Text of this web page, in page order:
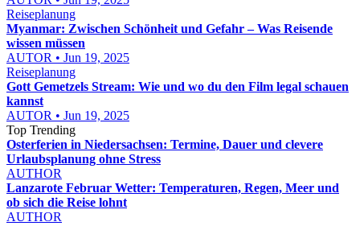
Reiseplanung
Myanmar: Zwischen Schönheit und Gefahr – Was Reisende
wissen müssen
AUTOR • Jun 19, 2025
Reiseplanung
Gott Gemetzels Stream: Wie und wo du den Film legal schauen
kannst
AUTOR • Jun 19, 2025
Top Trending
Osterferien in Niedersachsen: Termine, Dauer und clevere
Urlaubsplanung ohne Stress
AUTHOR
Lanzarote Februar Wetter: Temperaturen, Regen, Meer und
ob sich die Reise lohnt
AUTHOR